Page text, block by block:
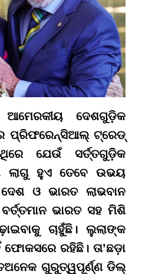
ଦେଶଗୁଡ଼ିକ
ପ୍ରିଫରେନ୍ସିଆଲ୍ ଟ୍ରେଡ୍
ଯେଉଁ ସର୍ତ୍ତଗୁଡ଼ିକ
ଲାଗୁ ହୁଏ ତେବେ ଉଭୟ
ଓ ଭାରତ ଲାଭବାନ
ଭାରତ ସହ ମିଶି
ଚାହୁଁଛି। ଲୁଲାଙ୍କ
ଫୋକସରେ ରହିଛି। ତା’ଛଡ଼ା
ଅନେକ ଗୁରୁତ୍ୱପୂର୍ଣ୍ଣ ଡିଲ୍